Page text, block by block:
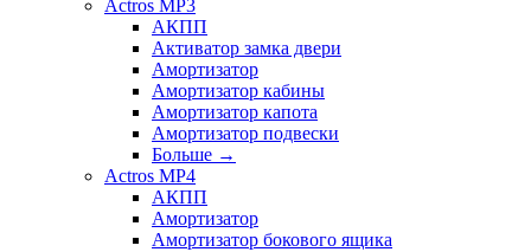
Actros MP3
АКПП
Активатор замка двери
Амортизатор
Амортизатор кабины
Амортизатор капота
Амортизатор подвески
Больше →
Actros MP4
АКПП
Амортизатор
Амортизатор бокового ящика